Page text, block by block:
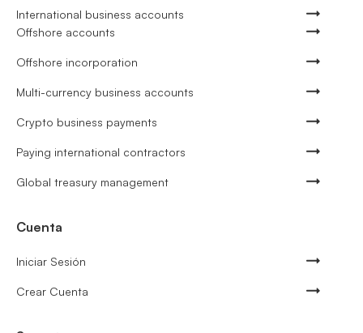
International business accounts
Offshore accounts
Offshore incorporation
Multi-currency business accounts
Crypto business payments
Paying international contractors
Global treasury management
Cuenta
Iniciar Sesión
Crear Cuenta